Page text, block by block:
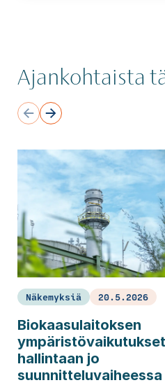
Ajankohtaista
Näkemyksiä 20.5.2026
Biokaasulaitoksen
ympäristövaikutukset
hallintaan jo
suunnitteluvaiheessa